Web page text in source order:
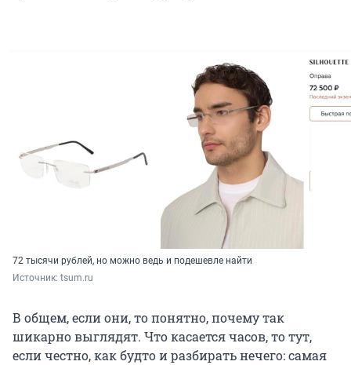
72 тысячи рублей, но можно ведь и подешевле найти
Источник: tsum.ru
В общем, если они, то понятно, почему так
шикарно выглядят. Что касается часов, то тут,
если честно, как будто и разбирать нечего: самая